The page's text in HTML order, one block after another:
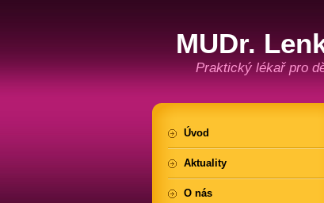
MUDr.
Praktický lékař pro
Úvod
Aktuality
O nás